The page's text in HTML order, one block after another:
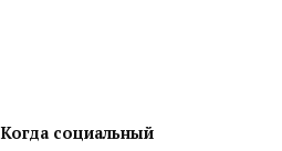
Когда социальный